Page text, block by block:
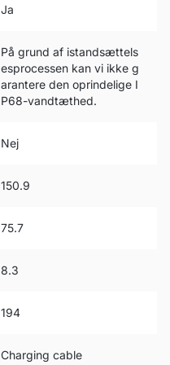
Ja
På grund af istandsættels
esprocessen kan vi ikke g
arantere den oprindelige I
P68-vandtæthed.
Nej
150.9
75.7
8.3
194
Charging cable